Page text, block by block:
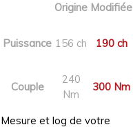
Origine Modifiée
Puissance 156 ch 190 ch
Couple
240
Nm
300 Nm
Mesure et log de votre